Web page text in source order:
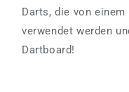
Darts, die von
verwendet werden
Dartboard!